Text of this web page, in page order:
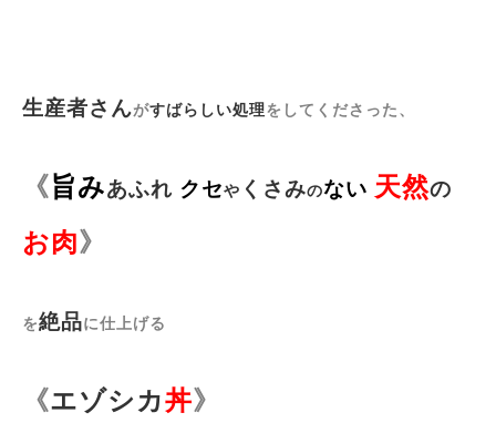
生産者さんがすばらしい処理をしてくださった、
《旨みあふれ クセや くさみのない 天然の
お肉》
を絶品に仕上げる
《エゾシカ丼》